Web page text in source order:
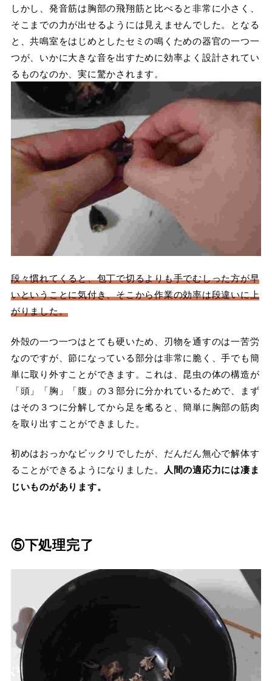
しかし、発音筋は胸部の飛翔筋と比べると非常に小さく、
そこまでの力が出せるようには見えませんでした。となる
と、共鳴室をはじめとしたセミの鳴くための器官の一つ一
つが、いかに大きな音を出すために効率よく設計されてい
るものなのか、実に驚かされます。
段々慣れてくると、包丁で切るよりも手でむしった方が早
いということに気付き、そこから作業の効率は段違いに上
がりました。
外殻の一つ一つはとても硬いため、刃物を通すのは一苦労
なのですが、節になっている部分は非常に脆く、手でも簡
単に取り外すことができます。これは、昆虫の体の構造が
「頭」「胸」「腹」の３部分に分かれているためで、まず
はその３つに分解してから足を毟ると、簡単に胸部の筋肉
を取り出すことができました。
初めはおっかなビックリでしたが、だんだん無心で解体す
ることができるようになりました。 人間の適応力には凄ま
じいものがあります。
⑤下処理完了